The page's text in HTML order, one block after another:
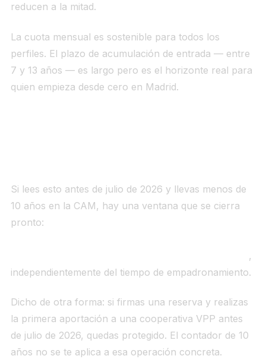
reducen a la mitad.
La cuota mensual es sostenible para todos los
perfiles. El plazo de acumulación de entrada — entre
7 y 13 años — es largo pero es el horizonte real para
quien empieza desde cero en Madrid.
Si lees esto antes de julio de 2026 y llevas menos de
10 años en la CAM, hay una ventana que se cierra
pronto:
,
independientemente del tiempo de empadronamiento.
Dicho de otra forma: si firmas una reserva y realizas
la primera aportación a una cooperativa VPP antes
de julio de 2026, quedas protegido. El contador de 10
años no se te aplica a esa operación concreta.